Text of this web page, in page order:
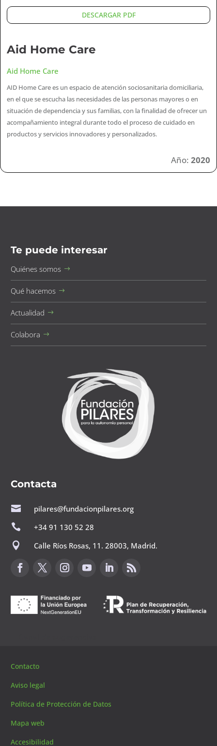
DESCARGAR PDF
Aid Home Care
Aid Home Care
AID Home Care es un espacio de atención sociosanitaria domiciliaria,
en el que se escucha las necesidades de las personas mayores o en
situación de dependencia y sus familias, con la finalidad de ofrecer un
acompañamiento integral durante todo el proceso de cuidado en
productos y servicios innovadores y personalizados.
Año: 2020
Te puede interesar
Quiénes somos
Qué hacemos
Actualidad
Colabora
Contacta

pilares@fundacionpilares.org

+34 91 130 52 28

Calle Ríos Rosas, 11. 28003, Madrid.
Contacto
Aviso legal
Política de Protección de Datos
Mapa web
Accesibilidad